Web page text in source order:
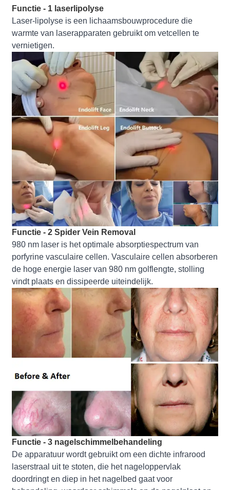
Functie - 1 laserlipolyse
Laser-lipolyse is een lichaamsbouwprocedure die
warmte van laserapparaten gebruikt om vetcellen te
vernietigen.
Functie - 2 Spider Vein Removal
980 nm laser is het optimale absorptiespectrum van
porfyrine vasculaire cellen. Vasculaire cellen absorberen
de hoge energie laser van 980 nm golflengte, stolling
vindt plaats en dissipeerde uiteindelijk.
Functie - 3 nagelschimmelbehandeling
De apparatuur wordt gebruikt om een ​​dichte infrarood
laserstraal uit te stoten, die het nageloppervlak
doordringt en diep in het nagelbed gaat voor